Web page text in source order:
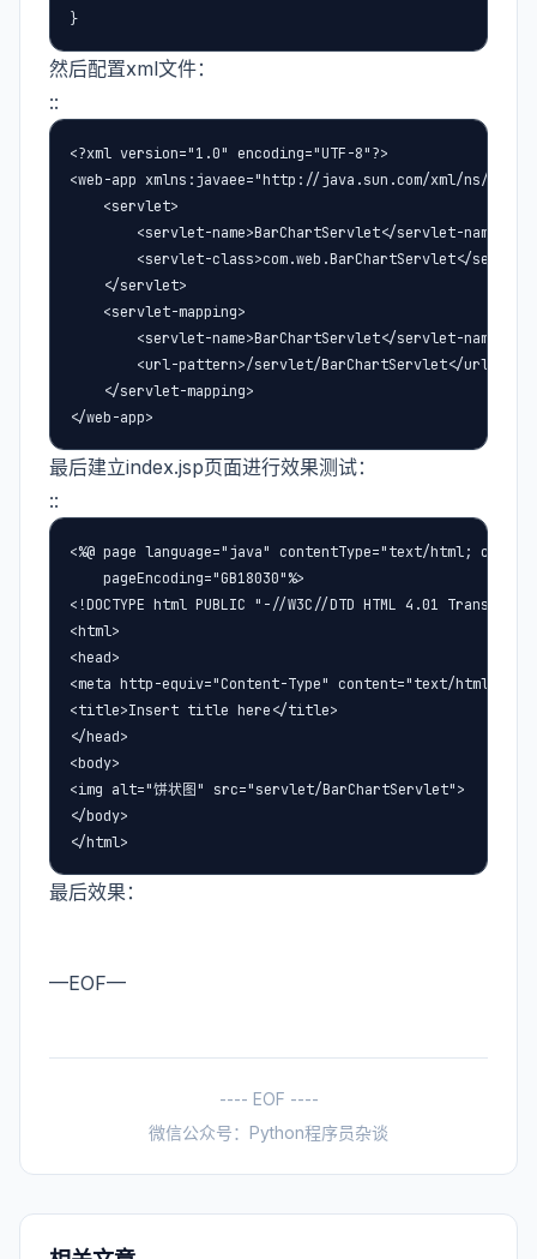
}
然后配置xml文件：
::
<?xml version="1.0" encoding="UTF-8"?>
<web-app xmlns:javaee="http://java.sun.com/xml/ns/
    <servlet>
        <servlet-name>BarChartServlet</servlet-name>
<servlet-class>com.web.BarChartServlet</
    </servlet>
    <servlet-mapping>
        <servlet-name>BarChartServlet</servlet-name>
<url-pattern>/servlet/BarChartServlet</url-
    </servlet-mapping>
</web-app>
最后建立index.jsp页面进行效果测试：
::
<%@ page language="java" contentType="text/html;
    pageEncoding="GB18030"%>
<!DOCTYPE html PUBLIC "-//W3C//DTD HTML 4.01
<html>
<head>
<meta http-equiv="Content-Type" content="text/html;
<title>Insert title here</title>
</head>
<body>
<img alt="饼状图" src="servlet/BarChartServlet">
</body>
</html>
最后效果：
—EOF—
---- EOF ----
微信公众号：Python程序员杂谈